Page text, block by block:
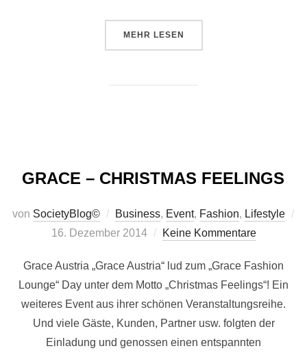
MEHR ÜBER „BRIDE & WOMEN ONLY –
LESEN
GRACE – CHRISTMAS FEELINGS
von SocietyBlog© Business, Event, Fashion, Lifestyle
Veröffentlicht
16. Dezember 2014 Keine Kommentare
Grace Austria „Grace Austria“ lud zum „Grace Fashion
Lounge“ Day unter dem Motto „Christmas Feelings“! Ein
weiteres Event aus ihrer schönen Veranstaltungsreihe.
Und viele Gäste, Kunden, Partner usw. folgten der
Einladung und genossen einen entspannten